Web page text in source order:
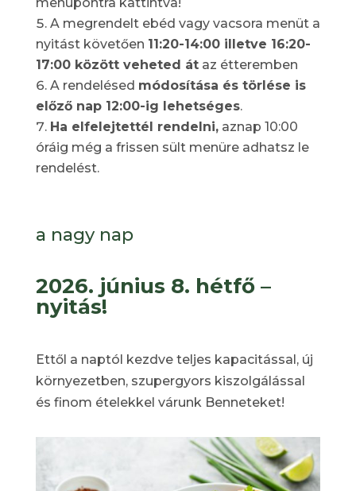
A megrendelt ebéd vagy vacsora menüt a
nyitást követően 11:20-14:00 illetve 16:20-
17:00 között veheted átaz étteremben
A rendelésed módosítása és törlése is
előző nap 12:00-ig lehetséges.
Ha elfelejtettél rendelni,aznap 10:00
óráig még a frissen sült menüre adhatsz le
rendelést.
a nagy nap
2026. június 8. hétfő –
nyitás!
Ettől a naptól kezdve teljes kapacitással, új
környezetben, szupergyors kiszolgálással
és finom ételekkel várunk Benneteket!